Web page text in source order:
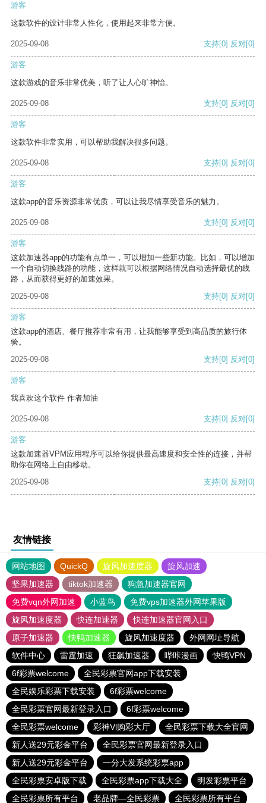
游客
这款软件的设计非常人性化，使用起来非常方便。
2025-09-08 支持[0] 反对[0]
游客
这款游戏的音乐非常优美，听了让人心旷神怡。
2025-09-08 支持[0] 反对[0]
游客
这款软件非常实用，可以帮助我解决很多问题。
2025-09-08 支持[0] 反对[0]
游客
这款app的音乐资源非常优质，可以让我尽情享受音乐的魅力。
2025-09-08 支持[0] 反对[0]
游客
这款加速器app的功能有点单一，可以增加一些新功能。比如，可以增加
一个自动切换线路的功能，这样就可以根据网络情况自动选择最优的线
路，从而获得更好的加速效果。
2025-09-08
支持[0] 反对[0]
游客
这款app的酒店、餐厅推荐非常有用，让我能够享受到高品质的旅行体
验。
2025-09-08
支持[0] 反对[0]
游客
我喜欢这个软件 作者加油
2025-09-08 支持[0] 反对[0]
游客
这款加速器VPM应用程序可以给你提供最高速度和安全性的连接，并帮
助你在网络上自由移动。
2025-09-08
支持[0] 反对[0]
友情链接
网站地图 QuickQ 旋风加速度器
旋风加速
坚果加速器
tiktok加速器
狗急加速器官网
免费vqn外网加速
小蓝鸟
免费vps加速器外网苹果版
旋风加速度器
快连加速器
快连加速器官网入口
原子加速器
快鸭加速器 旋风加速度器
外网网址导航
软件中心
雷霆加速 狂飙加速器 哔咔漫画
快鸭VPN
6f彩票welcome
全民彩票官网app下载安装
全民娱乐彩票下载安装
6f彩票welcome
全民彩票官网最新登录入口
6f彩票welcome
全民彩票welcome
彩神Vl购彩大厅
全民彩票下载大全官网
新人送29元彩金平台
全民彩票官网最新登录入口
新人送29元彩金平台
一分大发系统彩票app
全民彩票安卓版下载
全民彩票app下载大全
明发彩票平台
全民彩票所有平台
老品牌—全民彩票 全民彩票所有平台